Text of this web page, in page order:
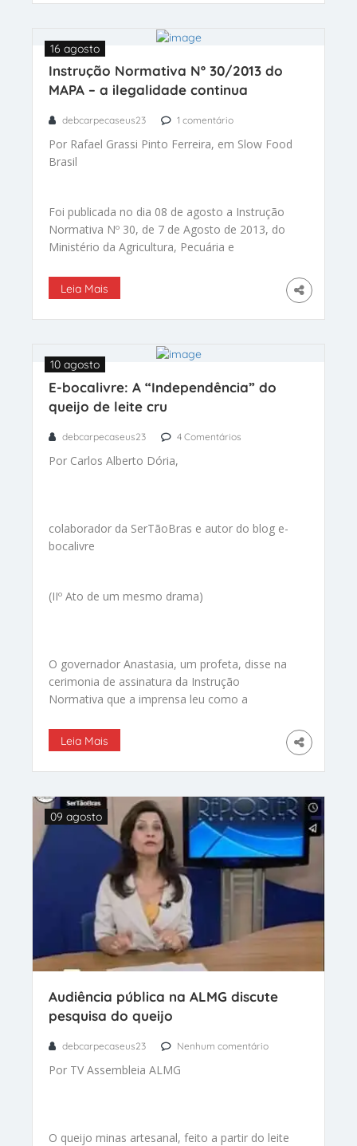
Instrução Normativa Nº 30/2013 do
MAPA – a ilegalidade continua
16 agosto
debcarpecaseus23 1 comentário
Por Rafael Grassi Pinto Ferreira, em Slow Food
Brasil
Foi publicada no dia 08 de agosto a Instrução
Normativa Nº 30, de 7 de Agosto de 2013, do
Ministério da Agricultura, Pecuária e
assinatura Ministros, Governador e outras
autoridades entoaram discursos de liberdade.
Leia Mais
E-bocalivre: A “Independência” do
queijo de leite cru
10 agosto
debcarpecaseus23 4 Comentários
Por Carlos Alberto Dória,
colaborador da SerTãoBras e autor do blog e-
bocalivre
(IIº Ato de um mesmo drama)
O governador Anastasia, um profeta, disse na
cerimonia de assinatura da Instrução
Normativa que a imprensa leu como a
como o colesterol, existem os bons e
Leia Mais
Audiência pública na ALMG discute
pesquisa do queijo
09 agosto
debcarpecaseus23 Nenhum comentário
Por TV Assembleia ALMG
O queijo minas artesanal, feito a partir do leite